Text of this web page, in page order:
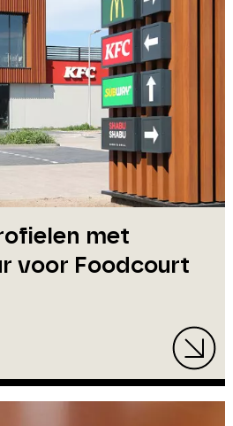
met
voor Foodcourt